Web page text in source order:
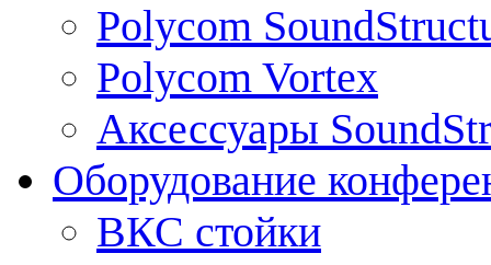
Polycom
Polycom Vortex
Аксессуары
Оборудование
ВКС стойки